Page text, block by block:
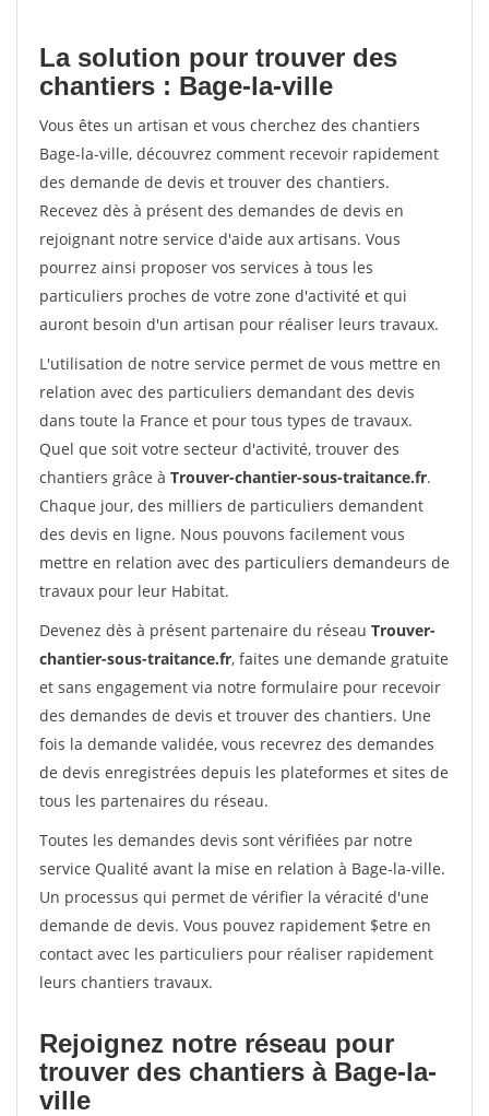
La solution pour trouver des
chantiers : Bage-la-ville
Vous êtes un artisan et vous cherchez des chantiers
Bage-la-ville, découvrez comment recevoir rapidement
des demande de devis et trouver des chantiers.
Recevez dès à présent des demandes de devis en
rejoignant notre service d'aide aux artisans. Vous
pourrez ainsi proposer vos services à tous les
particuliers proches de votre zone d'activité et qui
auront besoin d'un artisan pour réaliser leurs travaux.
L'utilisation de notre service permet de vous mettre en
relation avec des particuliers demandant des devis
dans toute la France et pour tous types de travaux.
Quel que soit votre secteur d'activité, trouver des
chantiers grâce à Trouver-chantier-sous-traitance.fr.
Chaque jour, des milliers de particuliers demandent
des devis en ligne. Nous pouvons facilement vous
mettre en relation avec des particuliers demandeurs de
travaux pour leur Habitat.
Devenez dès à présent partenaire du réseau Trouver-
chantier-sous-traitance.fr, faites une demande gratuite
et sans engagement via notre formulaire pour recevoir
des demandes de devis et trouver des chantiers. Une
fois la demande validée, vous recevrez des demandes
de devis enregistrées depuis les plateformes et sites de
tous les partenaires du réseau.
Toutes les demandes devis sont vérifiées par notre
service Qualité avant la mise en relation à Bage-la-ville.
Un processus qui permet de vérifier la véracité d'une
demande de devis. Vous pouvez rapidement $etre en
contact avec les particuliers pour réaliser rapidement
leurs chantiers travaux.
Rejoignez notre réseau pour
trouver des chantiers à Bage-la-
ville